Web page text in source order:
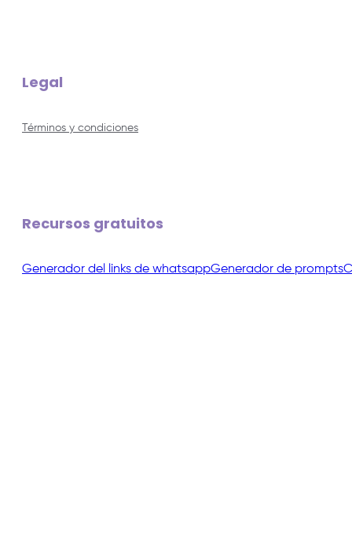
Legal
Términos y condiciones
Recursos gratuitos
Generador del links de whatsappGenerador de prompts